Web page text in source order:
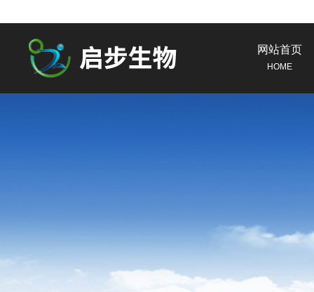
网站首页
HOME